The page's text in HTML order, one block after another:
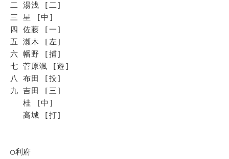
二 湯浅 [二]
三 星 [中]
四 佐藤 [一]
五 瀬木 [左]
六 幡野 [捕]
七 菅原颯 [遊]
八 布田 [投]
九 吉田 [三]
桂 [中]
高城 [打]
◯利府